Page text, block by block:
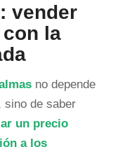
vender
la
no depende
sino de saber
un precio
a los